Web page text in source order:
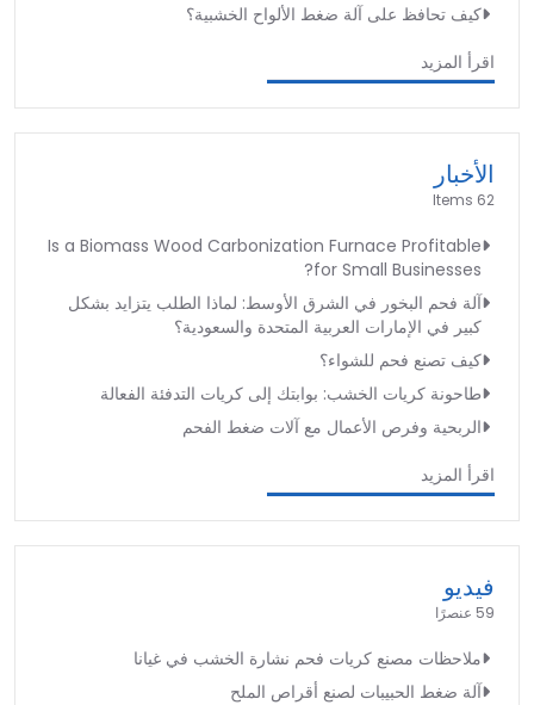
كيف تحافظ على آلة ضغط الألواح الخشبية؟
اقرأ المزيد
الأخبار
62 Items
Is a Biomass Wood Carbonization Furnace Profitable
for Small Businesses?
آلة فحم البخور في الشرق الأوسط: لماذا الطلب يتزايد بشكل
كبير في الإمارات العربية المتحدة والسعودية؟
كيف تصنع فحم للشواء؟
طاحونة كريات الخشب: بوابتك إلى كريات التدفئة الفعالة
الربحية وفرص الأعمال مع آلات ضغط الفحم
اقرأ المزيد
فيديو
59 عنصرًا
ملاحظات مصنع كريات فحم نشارة الخشب في غيانا
آلة ضغط الحبيبات لصنع أقراص الملح